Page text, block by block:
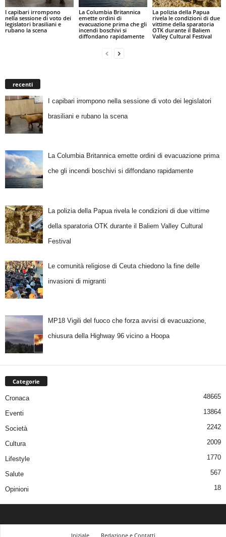
I capibari irrompono
nella sessione di voto dei
legislatori brasiliani e
rubano la scena
La Columbia Britannica
emette ordini di
evacuazione prima che gli
incendi boschivi si
diffondano rapidamente
La polizia della Papua
rivela le condizioni di due
vittime della sparatoria
OTK durante il Baliem
Valley Cultural Festival
recenti
I capibari irrompono nella sessione di voto dei legislatori
brasiliani e rubano la scena
La Columbia Britannica emette ordini di evacuazione prima
che gli incendi boschivi si diffondano rapidamente
La polizia della Papua rivela le condizioni di due vittime
della sparatoria OTK durante il Baliem Valley Cultural
Festival
Le comunità religiose di Ceuta chiedono la fine delle
invasioni di migranti
MP18 Vigili del fuoco che forza avvisi di evacuazione,
chiusura della Highway 96 vicino a Hoopa
Categorie
Cronaca 48665
Eventi 13864
Società 2242
Cultura 2009
Lifestyle 1770
Salute 567
Opinioni 18
Iniziale Redazione e Contatti